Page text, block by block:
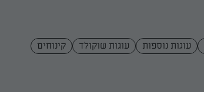
עוגות נוספות עוגות שוקולד קינוחים